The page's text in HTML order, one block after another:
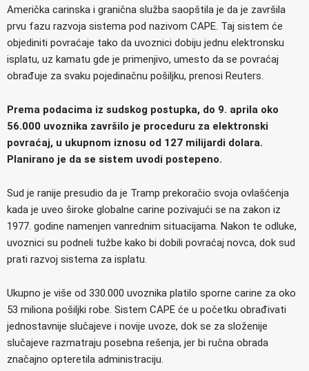
Američka carinska i granična služba saopštila je da je završila
prvu fazu razvoja sistema pod nazivom CAPE. Taj sistem će
objediniti povraćaje tako da uvoznici dobiju jednu elektronsku
isplatu, uz kamatu gde je primenjivo, umesto da se povraćaj
obrađuje za svaku pojedinačnu pošiljku, prenosi Reuters.
Prema podacima iz sudskog postupka, do 9. aprila oko
56.000 uvoznika završilo je proceduru za elektronski
povraćaj, u ukupnom iznosu od 127 milijardi dolara.
Planirano je da se sistem uvodi postepeno.
Sud je ranije presudio da je Tramp prekoračio svoja ovlašćenja
kada je uveo široke globalne carine pozivajući se na zakon iz
1977. godine namenjen vanrednim situacijama. Nakon te odluke,
uvoznici su podneli tužbe kako bi dobili povraćaj novca, dok sud
prati razvoj sistema za isplatu.
Ukupno je više od 330.000 uvoznika platilo sporne carine za oko
53 miliona pošiljki robe. Sistem CAPE će u početku obrađivati
jednostavnije slučajeve i novije uvoze, dok se za složenije
slučajeve razmatraju posebna rešenja, jer bi ručna obrada
značajno opteretila administraciju.